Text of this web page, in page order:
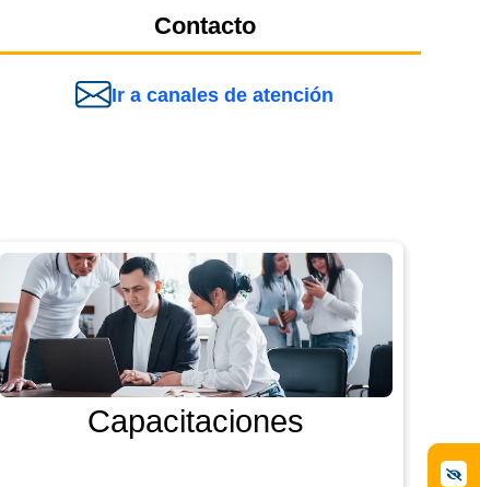
Contacto
Ir a canales de atención
Capacitaciones